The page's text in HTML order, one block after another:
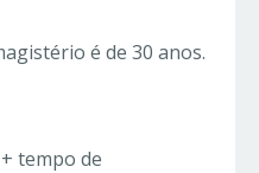
é de 30 anos.
tempo de